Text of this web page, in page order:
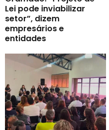
Lei pode inviabilizar
setor”, dizem
empresários e
entidades